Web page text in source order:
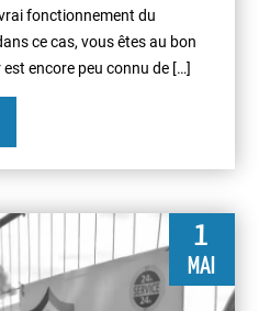
fonctionnement du
ce cas, vous êtes au bon
encore peu connu de […]
1
MAI